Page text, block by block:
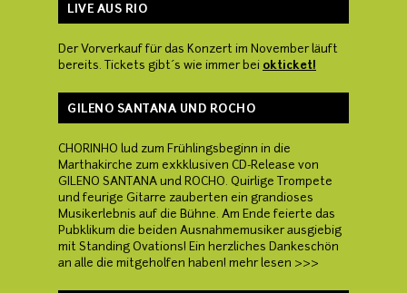
LIVE AUS RIO
Der Vorverkauf für das Konzert im November läuft
bereits. Tickets gibt´s wie immer bei okticket!
GILENO SANTANA UND ROCHO
CHORINHO lud zum Frühlingsbeginn in die
Marthakirche zum exkklusiven CD-Release von
GILENO SANTANA und ROCHO. Quirlige Trompete
und feurige Gitarre zauberten ein grandioses
Musikerlebnis auf die Bühne. Am Ende feierte das
Pubklikum die beiden Ausnahmemusiker ausgiebig
mit Standing Ovations! Ein herzliches Dankeschön
an alle die mitgeholfen haben! mehr lesen >>>